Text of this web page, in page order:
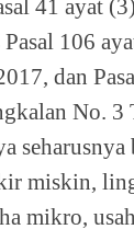
41 ayat
106
dan
No. 3
seharusnya
miskin,
mikro,